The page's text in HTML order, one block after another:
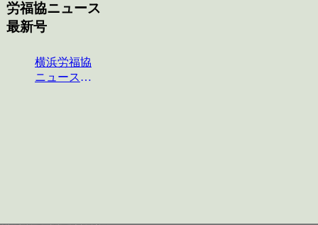
労福協ニュース
最新号
横浜労福協
ニュース